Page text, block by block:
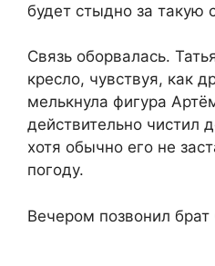
будет стыдно за такую
Связь оборвалась.
кресло, чувствуя, как
мелькнула фигура
действительно чистил
хотя обычно его не
погоду.
Вечером позвонил брат